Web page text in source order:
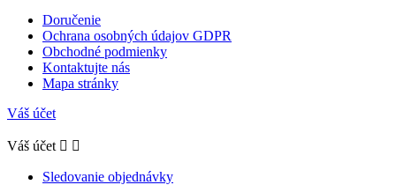
Doručenie
Ochrana osobných údajov GDPR
Obchodné podmienky
Kontaktujte nás
Mapa stránky
Váš účet
Váš účet  
Sledovanie objednávky